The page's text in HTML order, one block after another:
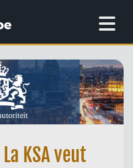
KSA veut